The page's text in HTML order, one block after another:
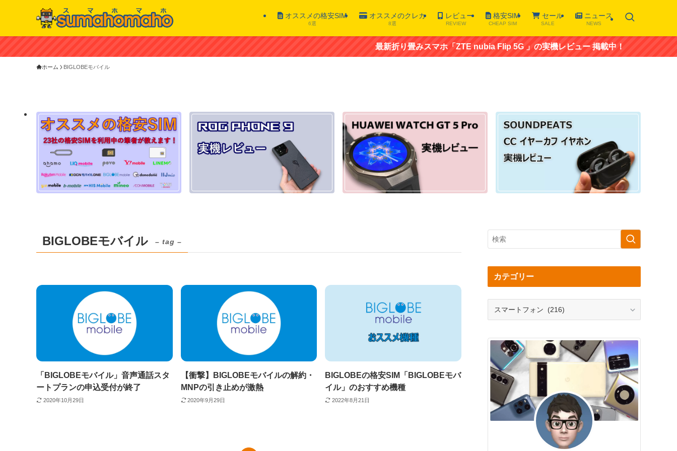
オススメの格安SIM
6選
オススメのクレカ
8選
レビュー
REVIEW
格安SIM
CHEAP SIM
セール
SALE
ニュース
NEWS
最新折り畳みスマホ「ZTE nubia Flip 5G 」の実機レビュー 掲載中！
ホーム BIGLOBEモバイル
BIGLOBEモバイル – tag –
「BIGLOBEモバイル」音声通話スタ
ートプランの申込受付が終了
2020年10月29日
【衝撃】BIGLOBEモバイルの解約・
MNPの引き止めが激熱
2020年9月29日
BIGLOBEの格安SIM「BIGLOBEモバ
イル」のおすすめ機種
2022年8月21日
カテゴリー
リ